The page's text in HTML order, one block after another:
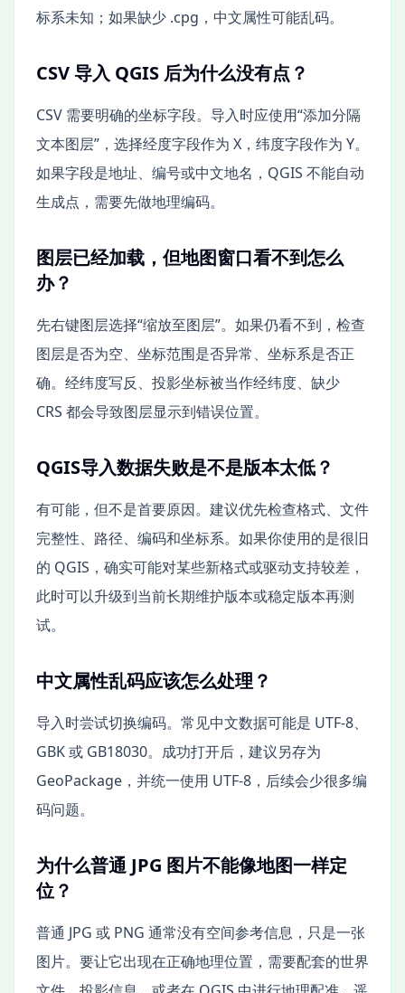
标系未知；如果缺少 .cpg，中文属性可能乱码。
CSV 导入 QGIS 后为什么没有点？
CSV 需要明确的坐标字段。导入时应使用“添加分隔
文本图层”，选择经度字段作为 X，纬度字段作为 Y。
如果字段是地址、编号或中文地名，QGIS 不能自动
生成点，需要先做地理编码。
图层已经加载，但地图窗口看不到怎么
办？
先右键图层选择“缩放至图层”。如果仍看不到，检查
图层是否为空、坐标范围是否异常、坐标系是否正
确。经纬度写反、投影坐标被当作经纬度、缺少
CRS 都会导致图层显示到错误位置。
QGIS导入数据失败是不是版本太低？
有可能，但不是首要原因。建议优先检查格式、文件
完整性、路径、编码和坐标系。如果你使用的是很旧
的 QGIS，确实可能对某些新格式或驱动支持较差，
此时可以升级到当前长期维护版本或稳定版本再测
试。
中文属性乱码应该怎么处理？
导入时尝试切换编码。常见中文数据可能是 UTF-8、
GBK 或 GB18030。成功打开后，建议另存为
GeoPackage，并统一使用 UTF-8，后续会少很多编
码问题。
为什么普通 JPG 图片不能像地图一样定
位？
普通 JPG 或 PNG 通常没有空间参考信息，只是一张
图片。要让它出现在正确地理位置，需要配套的世界